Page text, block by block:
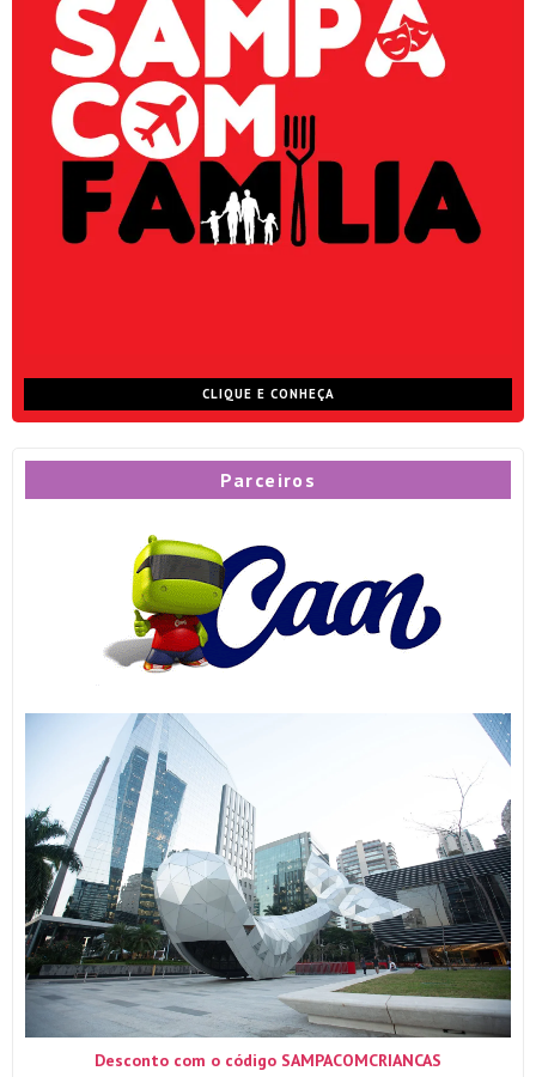
CLIQUE E CONHEÇA
Parceiros
Desconto com o código SAMPACOMCRIANCAS